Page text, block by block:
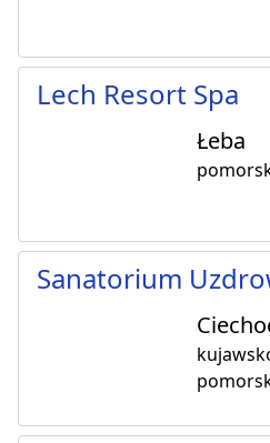
Lech Resort Spa
Łeba
Sanatorium